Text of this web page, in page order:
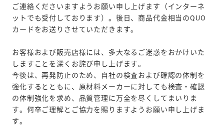
ご連絡くださいますようお願い申し上げます（インターネ
ットでも受付しております）。後日、商品代金相当のQUO
カードをお送りさせていただきます。
お客様および販売店様には、多大なるご迷惑をおかけいた
しますことを深くお詫び申し上げます。
今後は、再発防止のため、自社の検査および確認の体制を
強化するとともに、原材料メーカーに対しても検査・確認
の体制強化を求め、品質管理に万全を尽くしてまいりま
す。何卒ご理解とご協力を賜りますようお願い申し上げま
す。